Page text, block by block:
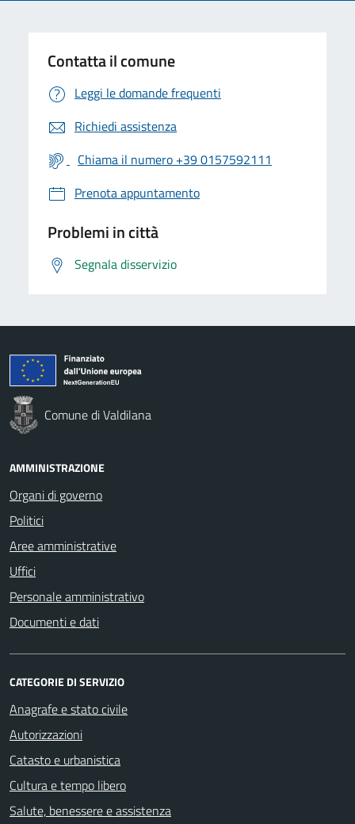
Contatta il comune
Leggi le domande frequenti
Richiedi assistenza
Chiama il numero +39 0157592111
Prenota appuntamento
Problemi in città
Segnala disservizio
Comune di Valdilana
AMMINISTRAZIONE
Organi di governo
Politici
Aree amministrative
Uffici
Personale amministrativo
Documenti e dati
CATEGORIE DI SERVIZIO
Anagrafe e stato civile
Autorizzazioni
Catasto e urbanistica
Cultura e tempo libero
Salute, benessere e assistenza